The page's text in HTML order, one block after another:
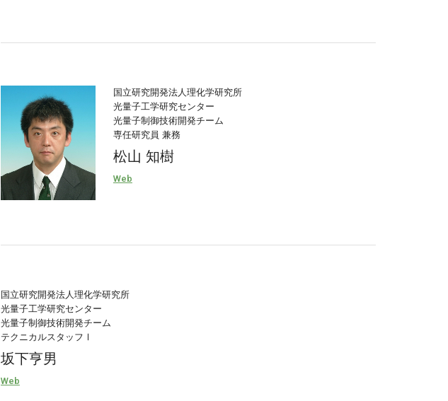
国立研究開発法人理化学研究所
光量子工学研究センター
光量子制御技術開発チーム
専任研究員 兼務
松山 知樹
Web
国立研究開発法人理化学研究所
光量子工学研究センター
光量子制御技術開発チーム
テクニカルスタッフⅠ
坂下亨男
Web